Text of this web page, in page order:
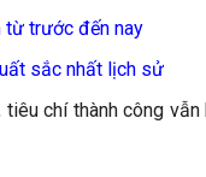
từ trước đến nay
sắc nhất lịch sử
chí thành công